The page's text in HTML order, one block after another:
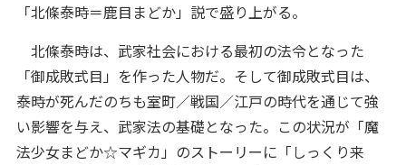
「北條泰時＝鹿目まどか」説で盛り上がる。
北條泰時は、武家社会における最初の法令となった
「御成敗式目」を作った人物だ。そして御成敗式目は、
泰時が死んだのちも室町／戦国／江戸の時代を通じて強
い影響を与え、武家法の基礎となった。この状況が「魔
法少女まどか☆マギカ」のストーリーに「しっくり来